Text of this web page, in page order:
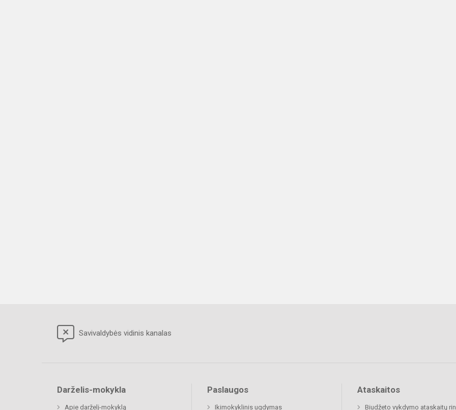
Savivaldybės vidinis kanalas
Darželis-mokykla
Apie darželį-mokyklą
Paslaugos
Ikimokyklinis ugdymas
Ataskaitos
Biudžeto vykdymo ataskaitų